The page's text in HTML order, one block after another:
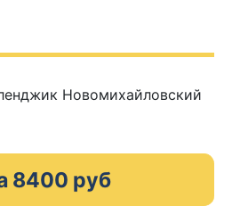
8400 руб